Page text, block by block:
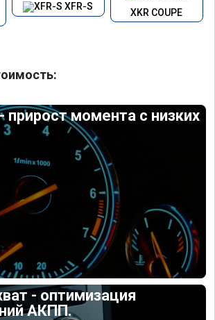
XFR-S
XKR COUPE
прирост момента с низких
- оптимизация
АКПП.